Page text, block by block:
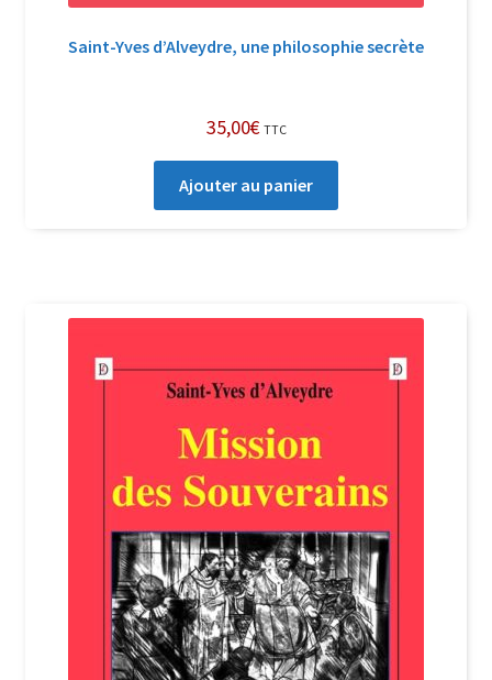
Saint-Yves d’Alveydre, une philosophie secrète
35,00€ TTC
Ajouter au panier